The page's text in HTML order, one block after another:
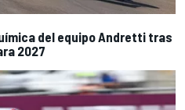
del equipo Andretti tras
2027